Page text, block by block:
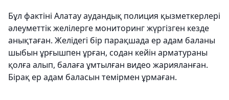
Бұл фактіні Алатау аудандық полиция қызметкерлері
әлеуметтік желілерге мониторинг жүргізген кезде
анықтаған. Желідегі бір парақшада ер адам баланы
шыбын ұрғышпен ұрған, содан кейін арматураны
қолға алып, балаға ұмтылған видео жарияланған.
Бірақ ер адам баласын темірмен ұрмаған.